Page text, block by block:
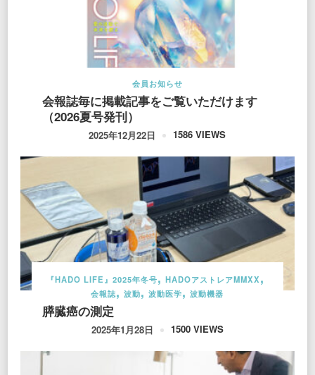
会員お知らせ
会報誌毎に掲載記事をご覧いただけます
（2026夏号発刊）
2025年12月22日 1586 VIEWS
『HADO LIFE』2025年冬号
HADOアストレアMMXX
会報誌
波動 波動医学 波動機器
膵臓癌の測定
2025年1月28日 1500 VIEWS